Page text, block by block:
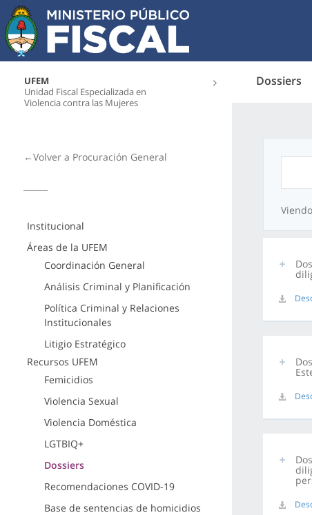
UFEM
Unidad Fiscal Especializada en
Violencia contra las Mujeres
Dossiers
←Volver a Procuración General
Institucional
Áreas de la UFEM
Coordinación General
Análisis Criminal y Planificación
Política Criminal y Relaciones
Institucionales
Litigio Estratégico
Recursos UFEM
Femicidios
Violencia Sexual
Violencia Doméstica
LGTBIQ+
Dossiers
Recomendaciones COVID-19
Base de sentencias de homicidios